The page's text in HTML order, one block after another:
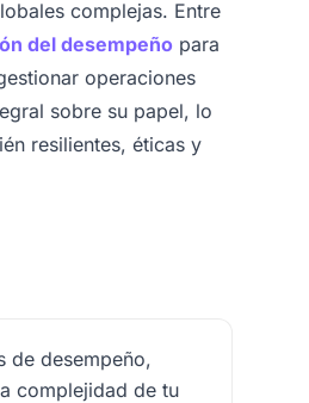
complejas. Entre
del desempeño para
operaciones
sobre su papel, lo
resilientes, éticas y
de desempeño,
complejidad de tu